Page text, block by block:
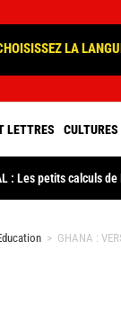
LA
LETTRES CULTURES
: Les petits calculs de
> GHANA :